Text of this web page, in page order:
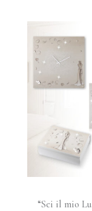
“Sei il mio